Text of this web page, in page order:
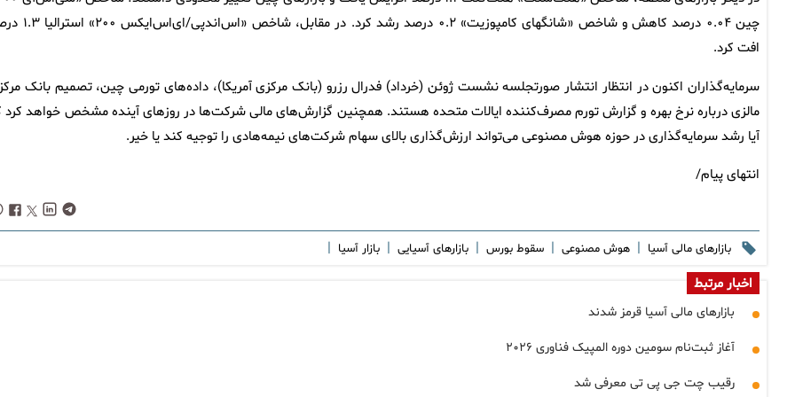
چین ۰.۰۴ درصد کاهش و شاخص «شانگهای کامپوزیت» ۰.۲ درصد رشد
افت کرد.
سرمایه‌گذاران اکنون در انتظار انتشار صورتجلسه نشست ژوئن (خرداد) فدرال رزرو (بانک مرکزی آمریکا)، داده‌های تورمی چین، تصمیم بانک
مالزی درباره نرخ بهره و گزارش تورم مصرف‌کننده ایالات متحده هستند. همچنین گزارش‌های مالی شرکت‌ها در روزهای آینده مشخص خواهد کرد
آیا رشد سرمایه‌گذاری در حوزه هوش مصنوعی می‌تواند ارزش‌گذاری بالای سهام شرکت‌های نیمه‌هادی را توجیه کند یا خیر.
انتهای پیام/
بازارهای مالی آسیا | هوش مصنوعی | سقوط بورس | بازارهای آسیایی | بازار آسیا |
اخبار مرتبط
بازارهای مالی آسیا قرمز شدند
آغاز ثبت‌نام سومین دوره المپیک فناوری ۲۰۲۶
رقیب چت جی پی تی معرفی شد